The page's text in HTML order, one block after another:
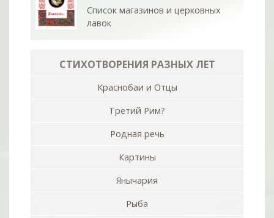
Список магазинов и церковных
лавок
СТИХОТВОРЕНИЯ РАЗНЫХ ЛЕТ
Краснобаи и Отцы
Третий Рим?
Родная речь
Картины
Янычария
Рыба